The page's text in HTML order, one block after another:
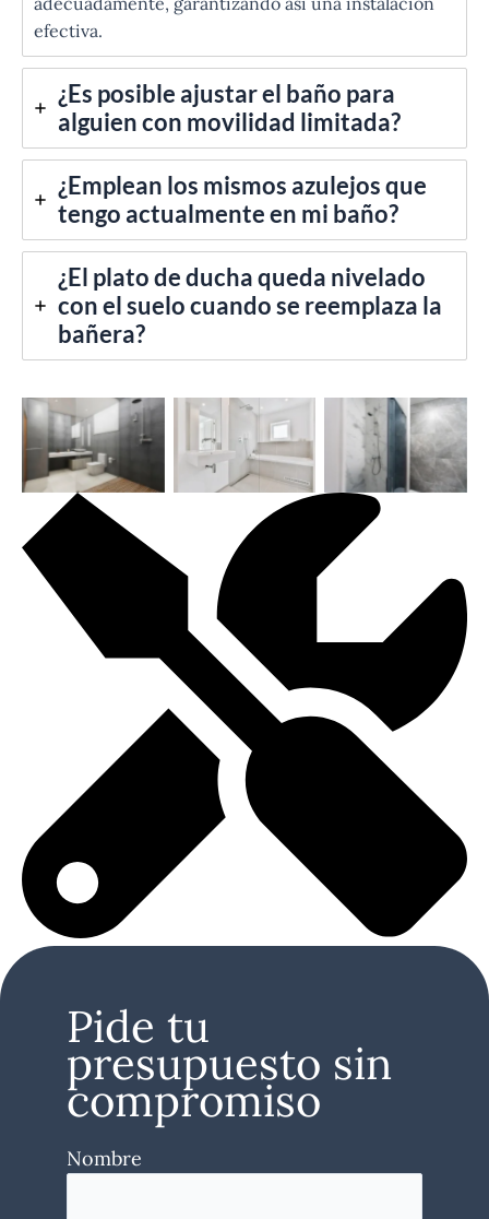
efectiva.
¿Es posible ajustar el baño para
alguien con movilidad limitada?
¿Emplean los mismos azulejos que
tengo actualmente en mi baño?
¿El plato de ducha queda nivelado
con el suelo cuando se reemplaza la
bañera?
Pide tu
presupuesto sin
compromiso
Nombre